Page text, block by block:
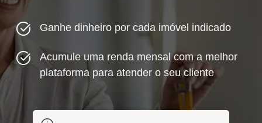
Ganhe dinheiro por cada imóvel indicado
Acumule uma renda mensal com a melhor
plataforma para atender o seu cliente